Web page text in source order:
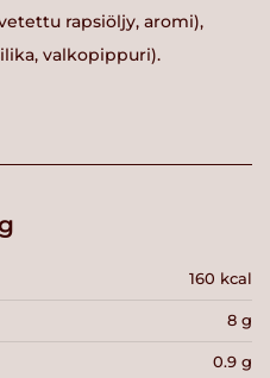
rapsiöljy, aromi),
valkopippuri).
160 kcal
8 g
0.9 g